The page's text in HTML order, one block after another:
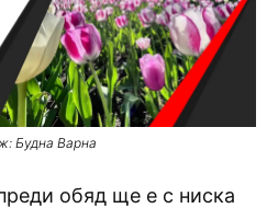
Будна Варна
обяд ще е с ниска